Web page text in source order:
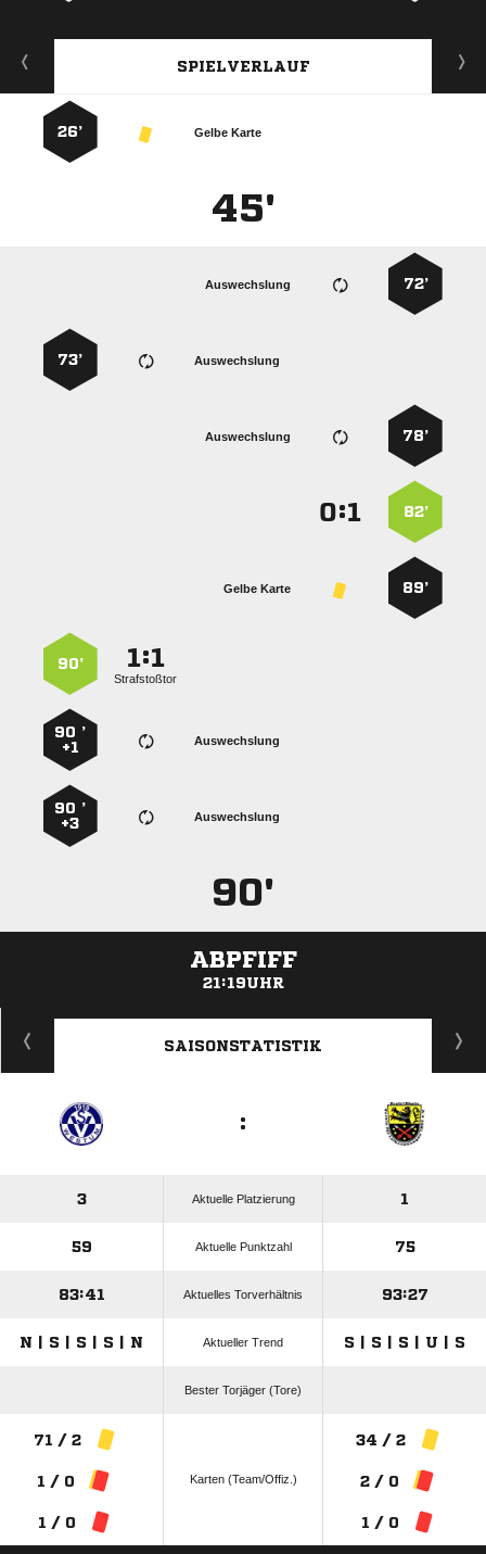
SPIELVERLAUF
Gelbe Karte
26’
45'
72’
Auswechslung
Auswechslung
73’
78’
Auswechslung
82’
:
89’
Gelbe Karte
:
Strafstoßtor
90’
Auswechslung
90 ’
+1
Auswechslung
90 ’
+3
90'
ABPFIFF
21:19UHR
ANZEIGE
SAISONSTATISTIK
:
3 Aktuelle Platzierung 1
59 Aktuelle Punktzahl 75
83:41 Aktuelles Torverhältnis 93:27
N | S | S | S | N Aktueller Trend S | S | S | U | S
Bester Torjäger (Tore)
71 / 2
1 / 0
1 / 0
Karten (Team/Offiz.)
34 / 2
2 / 0
1 / 0